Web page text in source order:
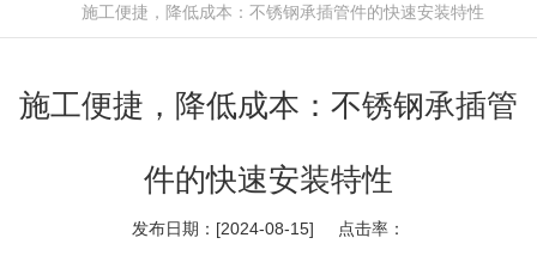
施工便捷，降低成本：不锈钢承插管件的快速安装特性
施工便捷，降低成本：不锈钢承插管
件的快速安装特性
发布日期：[2024-08-15] 点击率：